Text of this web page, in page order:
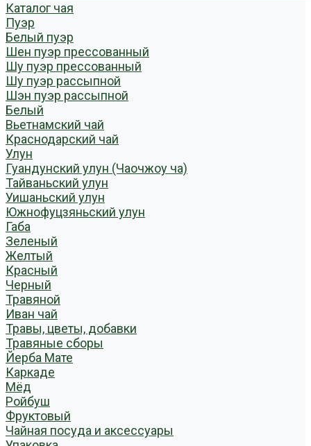
Каталог чая
Пуэр
Белый пуэр
Шен пуэр прессованный
Шу пуэр прессованный
Шу пуэр рассыпной
Шэн пуэр рассыпной
Белый
Вьетнамский чай
Краснодарский чай
Улун
Гуандунский улун (Чаочжоу ча)
Тайваньский улун
Уишаньский улун
Южнофуцзяньский улун
Габа
Зеленый
Желтый
Красный
Черный
Травяной
Иван чай
Травы, цветы, добавки
Травяные сборы
Йерба Мате
Каркаде
Мёд
Ройбуш
Фруктовый
Чайная посуда и аксессуары